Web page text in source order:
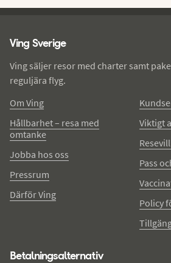
Ving Sverige
Ving säljer resor med charter samt
reguljära flyg.
Om Ving
Hållbarhet – resa med
omtanke
Jobba hos oss
Pressrum
Därför Ving
Viktigt
Pass
Policy
Betalningsalternativ